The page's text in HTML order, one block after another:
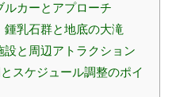
ルカーとアプローチ
乳石群と地底の大滝
と周辺アトラクション
スケジュール調整のポイ